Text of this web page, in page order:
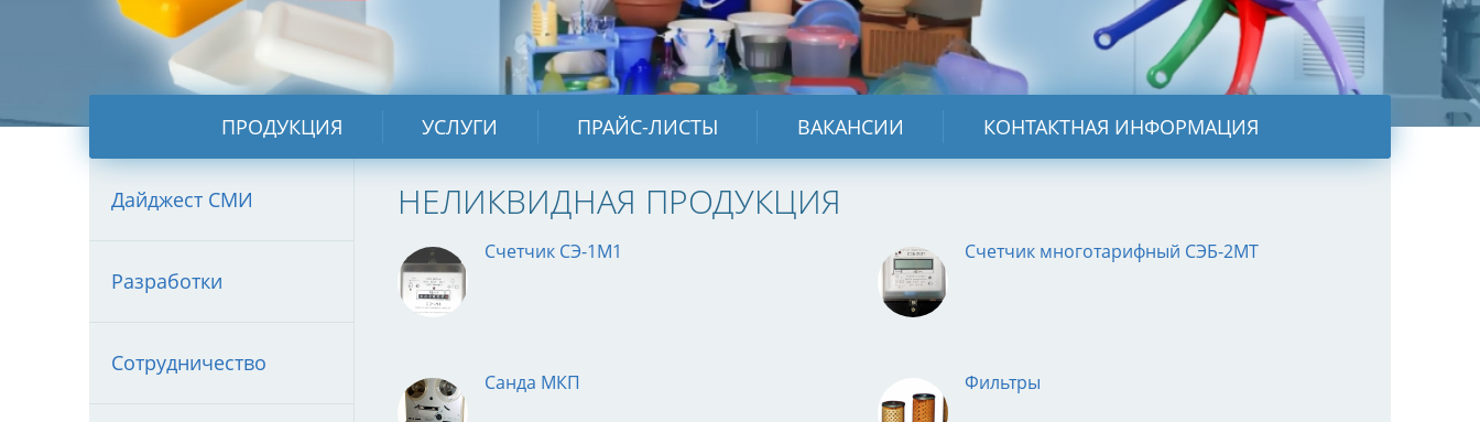
ПРОДУКЦИЯ УСЛУГИ ПРАЙС-ЛИСТЫ ВАКАНСИИ КОНТАКТНАЯ ИНФОРМАЦИЯ
Дайджест СМИ
Разработки
Сотрудничество
НЕЛИКВИДНАЯ ПРОДУКЦИЯ
Счетчик СЭ-1М1 Счетчик многотарифный СЭБ-2МТ
Санда МКП Фильтры